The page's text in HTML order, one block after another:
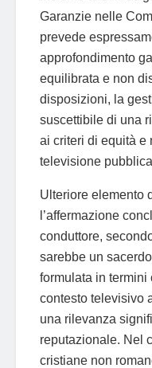
Garanzie nelle
prevede
approfondimento
equilibrata e non
disposizioni, la
suscettibile di una
ai criteri di equità e
televisione
Ulteriore elemento
l’affermazione
conduttore,
sarebbe un
formulata in termini
contesto televisivo
una rilevanza
reputazionale. Nel
cristiane non